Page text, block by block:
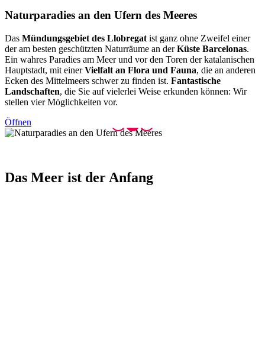
Naturparadies an den Ufern des Meeres
Das Mündungsgebiet des Llobregat ist ganz ohne Zweifel einer
der am besten geschützten Naturräume an derKüste Barcelonas.
Ein wahres Paradies am Meer und vor den Toren der katalanischen
Hauptstadt, mit einerVielfalt an Flora und Fauna, die an anderen
Ecken des Mittelmeers schwer zu finden ist. Fantastische
Landschaften, die Sie auf vielerlei Weise erkunden können: Wir
stellen vier Möglichkeiten vor.
Öffnen
Das Meer ist der Anfang